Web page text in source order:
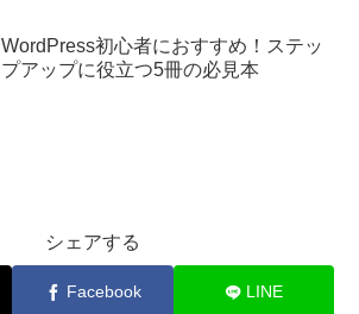
WordPress初心者におすすめ！ステッ
プアップに役立つ5冊の必見本
シェアする
Facebook LINE